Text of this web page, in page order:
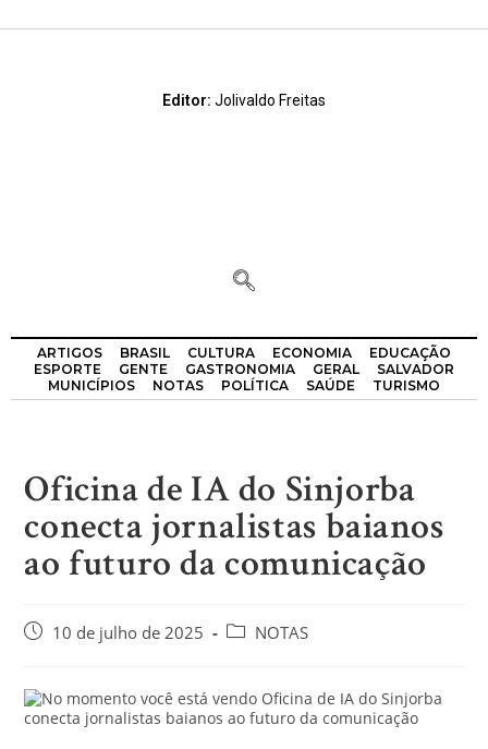
Editor: Jolivaldo Freitas
ARTIGOS BRASIL CULTURA ECONOMIA
EDUCAÇÃO
ESPORTE
GENTE GASTRONOMIA GERAL
SALVADOR
MUNICÍPIOS
NOTAS POLÍTICA SAÚDE TURISMO
Oficina de IA do Sinjorba
conecta jornalistas baianos
ao futuro da comunicação
10 de julho de 2025 NOTAS